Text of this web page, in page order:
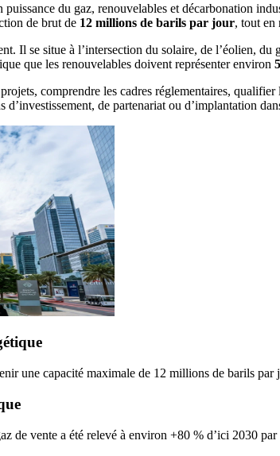
du gaz, renouvelables et décarbonation
de brut de 12 millions de barils par jour, tout en
Il se situe à l’intersection du solaire, de l’éolien,
que les renouvelables doivent représenter environ
comprendre les cadres réglementaires,
d’investissement, de partenariat ou d’implantation
une capacité maximale de 12 millions de barils
de vente a été relevé à environ +80 % d’ici 2030